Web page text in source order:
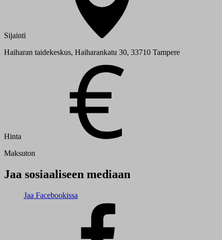
Sijainti
Haiharan taidekeskus, Haiharankatu 30, 33710 Tampere
Hinta
Maksuton
Jaa sosiaaliseen mediaan
Jaa Facebookissa